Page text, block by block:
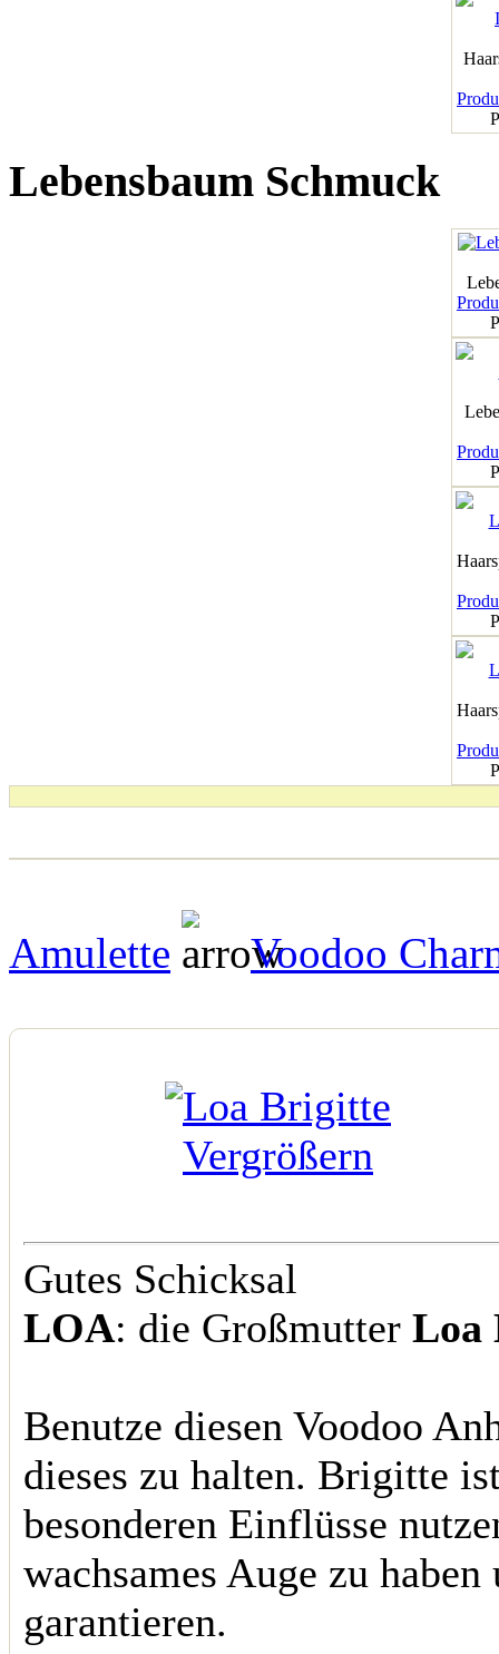
Lebensbaum Schmuck
Amulette Voodoo
Vergrößern
Gutes Schicksal
LOA: die Großmutter Loa
Benutze diesen Voodoo
dieses zu halten. Brigitte
besonderen Einflüsse
wachsames Auge zu
garantieren.